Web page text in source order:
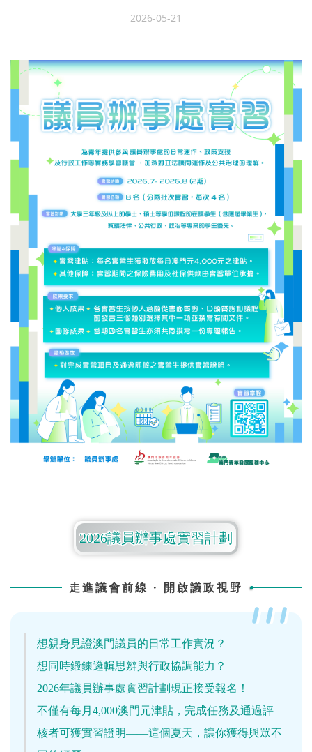
2026-05-21
2026議員辦事處實習計劃
走進議會前線 · 開啟議政視野
想親身見證澳門議員的日常工作實況？
想同時鍛鍊邏輯思辨與行政協調能力？
2026年議員辦事處實習計劃現正接受報名！
不僅有每月4,000澳門元津貼，完成任務及通過評
核者可獲實習證明——這個夏天，讓你獲得與眾不